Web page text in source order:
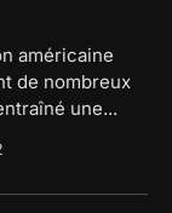
américaine
de nombreux
une...